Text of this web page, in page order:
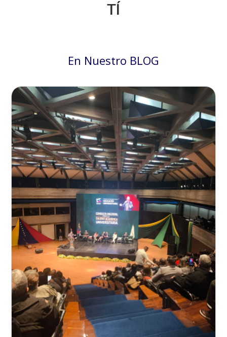
TÍ
En Nuestro BLOG